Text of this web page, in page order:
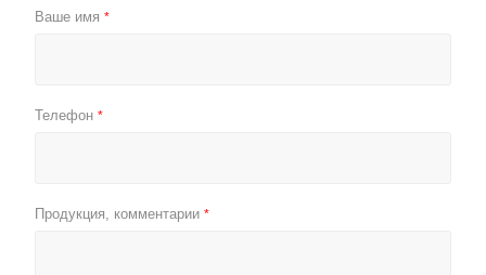
Ваше имя *
Телефон *
Продукция, комментарии *